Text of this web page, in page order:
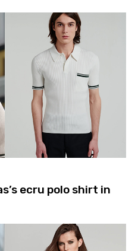
ecru polo shirt in